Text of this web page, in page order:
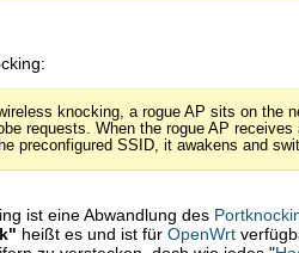
knocking, a rogue AP sits on the
requests. When the rogue AP
preconfigured SSID, it awakens and
ist eine Abwandlung des
heißt es und ist fürOpenWrt